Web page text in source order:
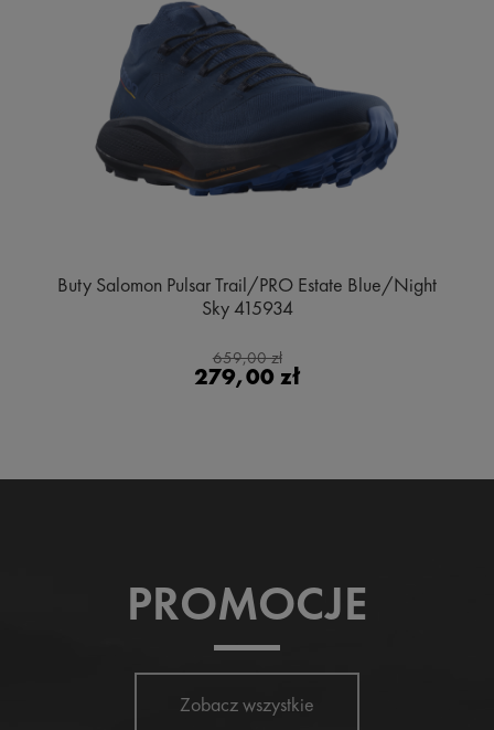
Buty Salomon Pulsar Trail/PRO Estate Blue/Night
Sky 415934
659,00 zł
279,00 zł
PROMOCJE
Zobacz wszystkie